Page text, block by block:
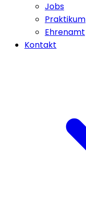
Jobs
Praktikum
Ehrenamt
Kontakt